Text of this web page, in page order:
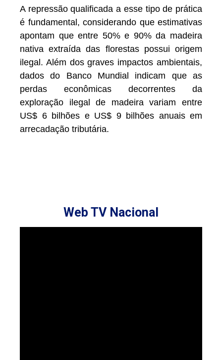
A repressão qualificada a esse tipo de prática
é fundamental, considerando que estimativas
apontam que entre 50% e 90% da madeira
nativa extraída das florestas possui origem
ilegal. Além dos graves impactos ambientais,
dados do Banco Mundial indicam que as
perdas econômicas decorrentes da
exploração ilegal de madeira variam entre
US$ 6 bilhões e US$ 9 bilhões anuais em
arrecadação tributária.
Web TV Nacional